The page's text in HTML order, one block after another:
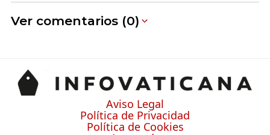
Ver comentarios (0)
Aviso Legal
Política de Privacidad
Política de Cookies